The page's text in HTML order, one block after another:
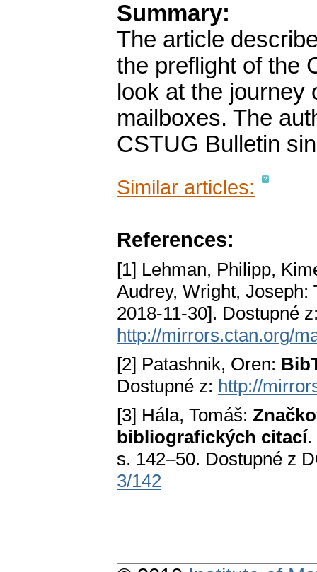
Summary:
The article
the preflight of the
look at the
mailboxes. The
CSTUG Bulletin
Similar articles:
References:
[1] Lehman, Philipp,
Audrey, Wright, Joseph:
2018-11-30]. Dostupné
http://mirrors.ctan.org/
[2] Patashnik, Oren:
Dostupné z: http://
[3] Hála, Tomáš:
bibliografických citací.
s. 142–50. Dostupné z
3/142